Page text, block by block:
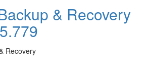
& Recovery